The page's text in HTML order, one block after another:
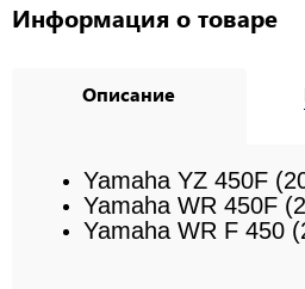
Информация о товаре
Описание
Yamaha YZ 450F
Yamaha WR 450F
Yamaha WR F 450